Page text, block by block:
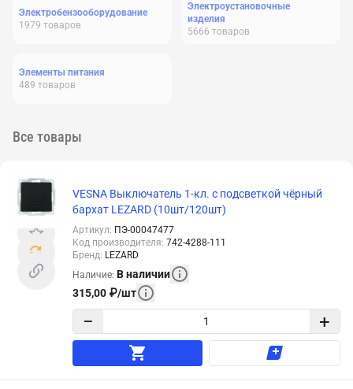
Электробензооборудование
1979 товаров
Электроустановочные
изделия
5666 товаров
Элементы питания
489 товаров
Все товары
VESNA Выключатель 1-кл. с подсветкой чёрный
бархат LEZARD (10шт/120шт)
Артикул: ПЭ-00047477
Код производителя: 742-4288-111
Бренд: LEZARD
Наличие: В наличии
315,00 ₽/шт
− +